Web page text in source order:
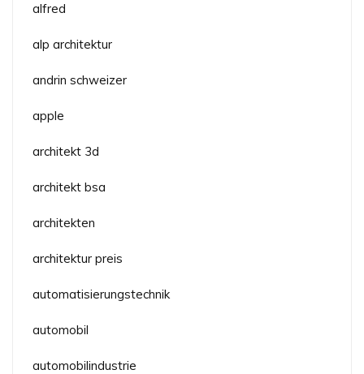
alfred
alp architektur
andrin schweizer
apple
architekt 3d
architekt bsa
architekten
architektur preis
automatisierungstechnik
automobil
automobilindustrie